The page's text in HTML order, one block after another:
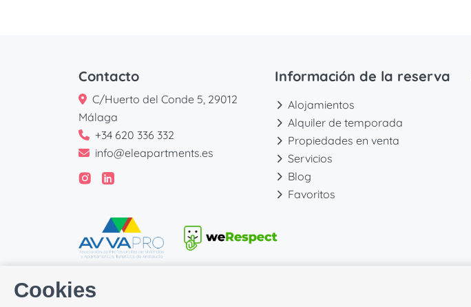
Cookies
Contacto
C/Huerto del Conde 5, 29012
Málaga
+34 620 336 332
info@eleapartments.es
Información de la reserva
Alojamientos
Alquiler de temporada
Propiedades en venta
Servicios
Blog
Favoritos
Desarrollado por